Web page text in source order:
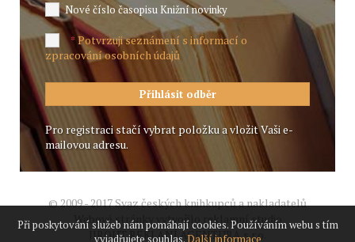
Nové číslo časopisu Knižní novinky
*Potvrzuji seznámení s informací o
zpracování osobních údajů
Pro registraci stačí vybrat položku a vložit Vaši e-
mailovou adresu.
© 2009 - 2017 Svaz českých knihkupců a nakladatelů
Webové stránky vytvořilo reklamní studio
JIROUT REKLANÍ AGENTURA s.r.o.
Při poskytování služeb nám pomáhají cookies. Používáním webu s tím
vyjadřujete souhlas.Další informace